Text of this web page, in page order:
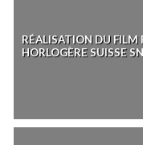
RÉALISATION DU
HORLOGÈRE SUISSE